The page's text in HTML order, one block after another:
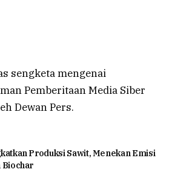
sengketa mengenai
Pemberitaan Media Siber
Dewan Pers.
Produksi Sawit, Menekan Emisi
Biochar